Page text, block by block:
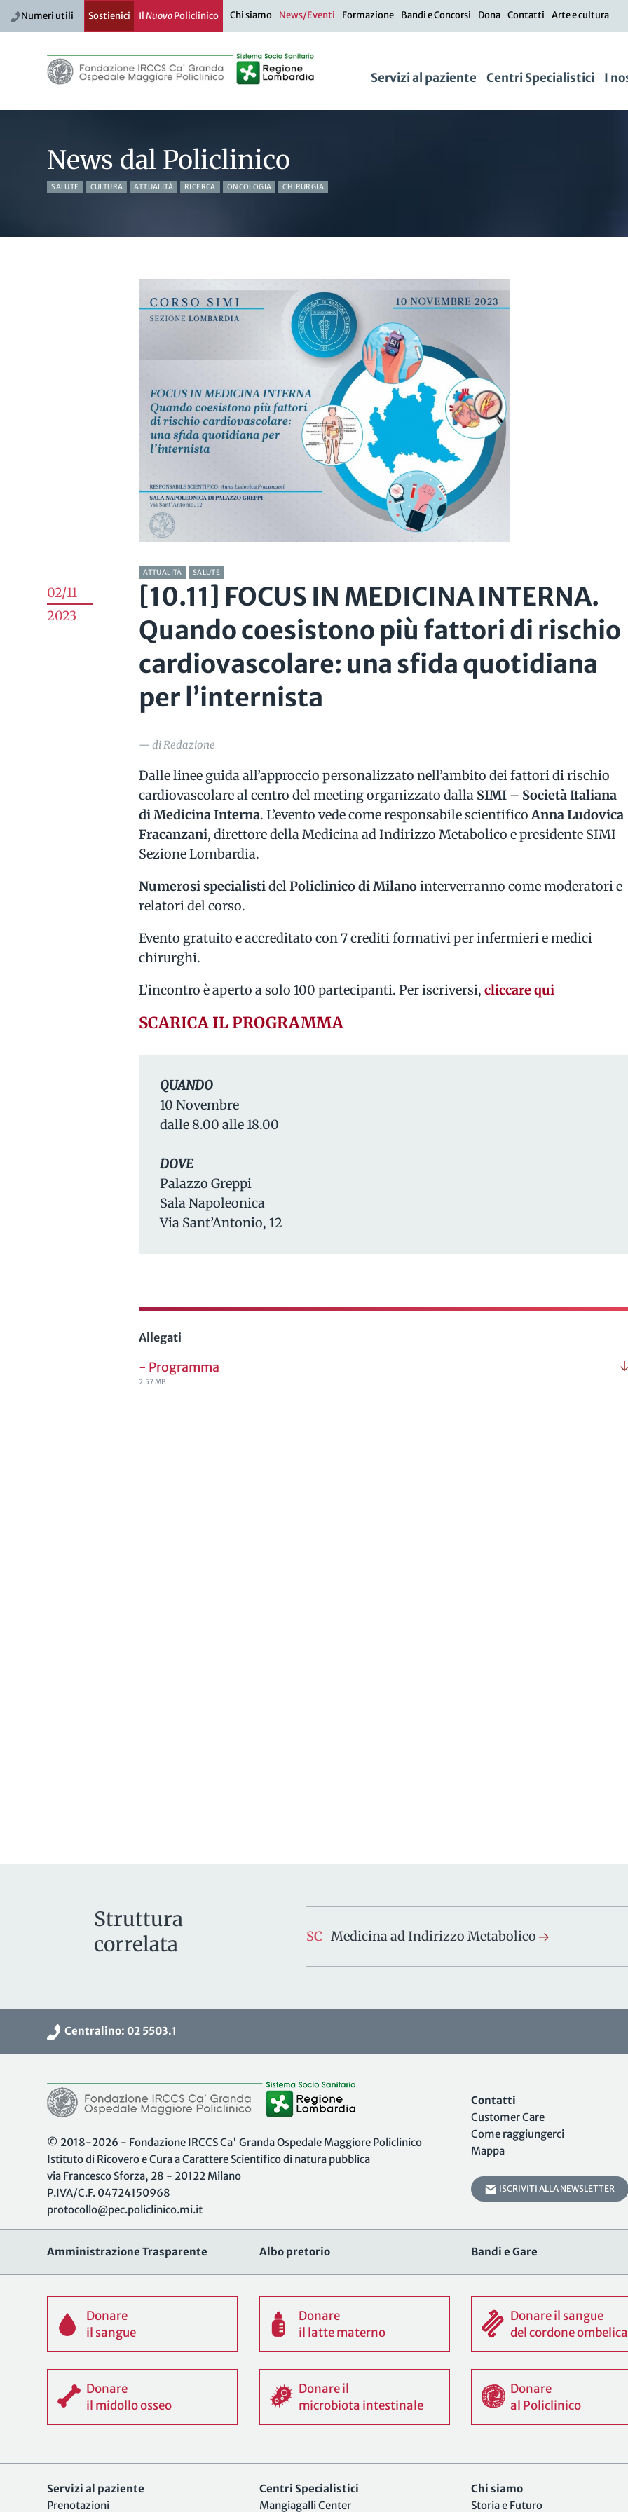
Numeri utili Sostienici IlNuovoPoliclinico Chi siamo News/Eventi Formazione Bandi e Concorsi Dona Contatti Arte e cultura
Servizi al paziente Centri Specialistici I
News dal Policlinico
SALUTE CULTURA ATTUALITÀ RICERCA ONCOLOGIA CHIRURGIA
02/11
2023
ATTUALITÀ SALUTE
[10.11] FOCUS IN MEDICINA INTERNA.
Quando coesistono più fattori di rischio
cardiovascolare: una sfida quotidiana
per l’internista
— di Redazione
Dalle linee guida all’approccio personalizzato nell’ambito dei fattori di rischio
cardiovascolare al centro del meeting organizzato dalla SIMI – Società Italiana
di Medicina Interna. L’evento vede come responsabile scientificoAnna Ludovica
Fracanzani, direttore della Medicina ad Indirizzo Metabolico e presidente SIMI
Sezione Lombardia.
Numerosi specialistidelPoliclinico di Milanointerverranno come moderatori e
relatori del corso.
Evento gratuito e accreditato con 7 crediti formativi per infermieri e medici
chirurghi.
L’incontro è aperto a solo 100 partecipanti. Per iscriversi,cliccare qui
SCARICA IL PROGRAMMA
QUANDO
10 Novembre
dalle 8.00 alle 18.00
DOVE
Palazzo Greppi
Sala Napoleonica
Via Sant’Antonio, 12
Allegati
- Programma
2.57 MB
Struttura
correlata
SC Medicina ad Indirizzo Metabolico
Centralino: 02 5503.1
© 2018-2026 - Fondazione IRCCS Ca' Granda Ospedale Maggiore Policlinico
Istituto di Ricovero e Cura a Carattere Scientifico di natura pubblica
via Francesco Sforza, 28 - 20122 Milano
P.IVA/C.F. 04724150968
protocollo@pec.policlinico.mi.it
Contatti
Customer Care
Come raggiungerci
Mappa
ISCRIVITI ALLA NEWSLETTER
Amministrazione Trasparente Albo pretorio Bandi e Gare
Donare
il sangue
Donare
il latte materno
Donare il sangue
del cordone
Donare
il midollo osseo
Donare il
microbiota intestinale
Donare
al Policlinico
Servizi al paziente
Prenotazioni
Centri Specialistici
Mangiagalli Center
Chi siamo
Storia e Futuro